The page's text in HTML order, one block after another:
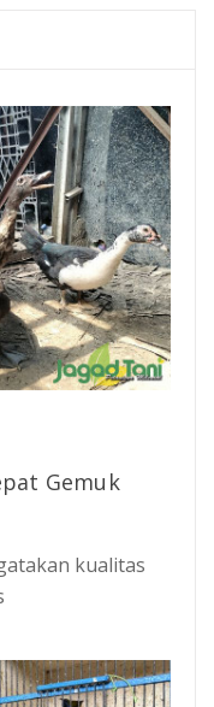
Gemuk
kualitas